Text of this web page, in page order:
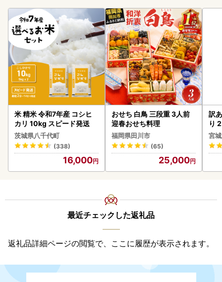
米 精米 令和7年産 コシヒ
カリ 10kg スピード発送
茨城県八千代町
(338)
16,000
おせち 白鳥 三段重 3人前
迎春おせち料理
福岡県田川市
(65)
25,000
訳
り
鮭
宮
最近チェックした返礼品
返礼品詳細ページの閲覧で、ここに履歴が表示されます。